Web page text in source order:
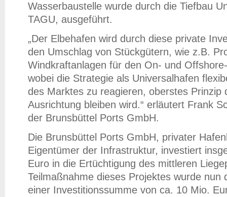
Wasserbaustelle wurde durch die Tiefbau
TAGU, ausgeführt.
„Der Elbehafen wird durch diese private
den Umschlag von Stückgütern, wie z.B.
Windkraftanlagen für den On- und
wobei die Strategie als Universalhafen
des Marktes zu reagieren, oberstes Prinzip
Ausrichtung bleiben wird.“ erläutert Frank
der Brunsbüttel Ports GmbH.
Die Brunsbüttel Ports GmbH, privater
Eigentümer der Infrastruktur, investiert
Euro in die Ertüchtigung des mittleren
Teilmaßnahme dieses Projektes wurde nun
einer Investitionssumme von ca. 10 Mio.